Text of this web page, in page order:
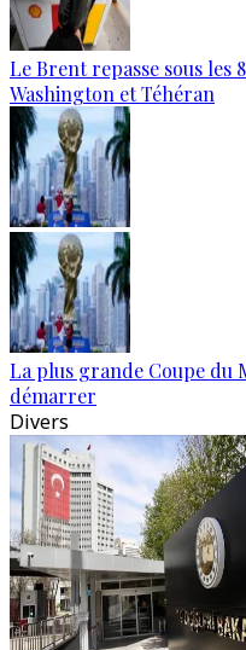
Le Brent repasse sous les
Washington et Téhéran
La plus grande Coupe du
démarrer
Divers